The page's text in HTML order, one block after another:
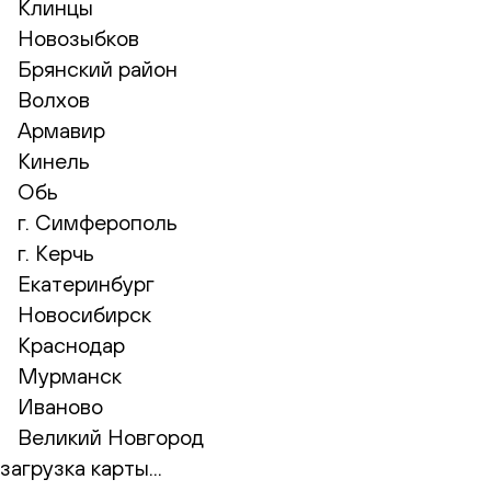
Клинцы
Новозыбков
Брянский район
Волхов
Армавир
Кинель
Обь
г. Симферополь
г. Керчь
Екатеринбург
Новосибирск
Краснодар
Мурманск
Иваново
Великий Новгород
загрузка карты...